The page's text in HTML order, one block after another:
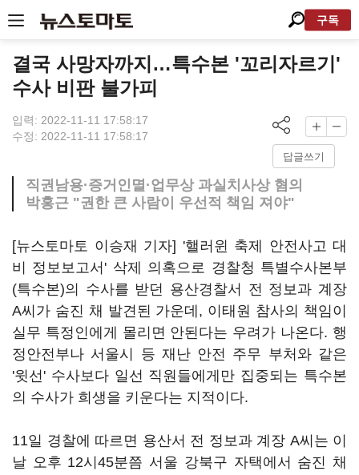
구독
결국 사망자까지…특수본 '꼬리자르기'
수사 비판 불가피
입력: 2022-11-11 17:58:17
수정: 2022-11-11 17:58:17
답글쓰기
직권남용·증거인멸·업무상 과실치사상 혐의
박홍근 "권한 큰 사람이 우선적 책임 져야"
[뉴스토마토 이승재 기자] '핼러윈 축제 안전사고 대
비 정보보고서' 삭제 의혹으로 경찰청 특별수사본부
(특수본)의 수사를 받던 용산경찰서 전 정보과 계장
A씨가 숨진 채 발견된 가운데, 이태원 참사의 책임이
실무 특정인에게 몰리면 안된다는 우려가 나온다. 행
정안전부나 서울시 등 재난 안전 주무 부처와 같은
'윗선' 수사보다 일선 직원들에게만 집중되는 특수본
의 수사가 희생을 키운다는 지적이다.
11일 경찰에 따르면 용산서 전 정보과 계장 A씨는 이
날 오후 12시45분쯤 서울 강북구 자택에서 숨진 채